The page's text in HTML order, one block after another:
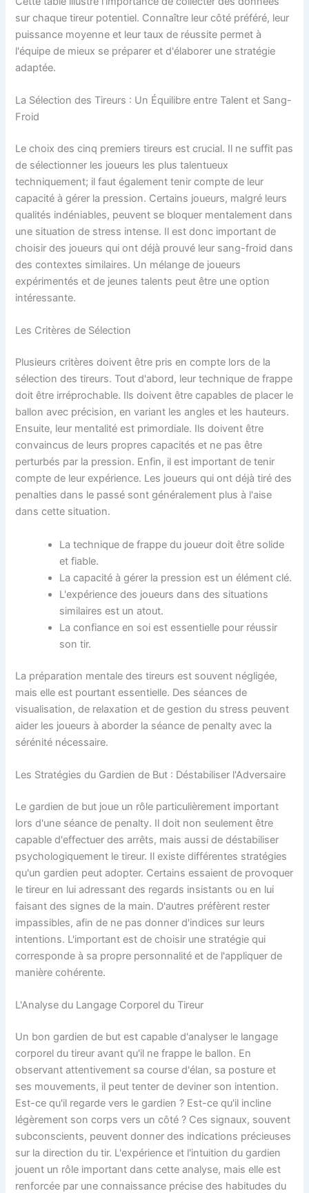
sur chaque tireur potentiel. Connaître leur côté préféré, leur
puissance moyenne et leur taux de réussite permet à
l'équipe de mieux se préparer et d'élaborer une stratégie
adaptée.
La Sélection des Tireurs : Un Équilibre entre Talent et Sang-
Froid
Le choix des cinq premiers tireurs est crucial. Il ne suffit pas
de sélectionner les joueurs les plus talentueux
techniquement; il faut également tenir compte de leur
capacité à gérer la pression. Certains joueurs, malgré leurs
qualités indéniables, peuvent se bloquer mentalement dans
une situation de stress intense. Il est donc important de
choisir des joueurs qui ont déjà prouvé leur sang-froid dans
des contextes similaires. Un mélange de joueurs
expérimentés et de jeunes talents peut être une option
intéressante.
Les Critères de Sélection
Plusieurs critères doivent être pris en compte lors de la
sélection des tireurs. Tout d'abord, leur technique de frappe
doit être irréprochable. Ils doivent être capables de placer le
ballon avec précision, en variant les angles et les hauteurs.
Ensuite, leur mentalité est primordiale. Ils doivent être
convaincus de leurs propres capacités et ne pas être
perturbés par la pression. Enfin, il est important de tenir
compte de leur expérience. Les joueurs qui ont déjà tiré des
penalties dans le passé sont généralement plus à l'aise
dans cette situation.
La technique de frappe du joueur doit être solide
et fiable.
La capacité à gérer la pression est un élément clé.
L'expérience des joueurs dans des situations
similaires est un atout.
La confiance en soi est essentielle pour réussir
son tir.
La préparation mentale des tireurs est souvent négligée,
mais elle est pourtant essentielle. Des séances de
visualisation, de relaxation et de gestion du stress peuvent
aider les joueurs à aborder la séance de penalty avec la
sérénité nécessaire.
Les Stratégies du Gardien de But : Déstabiliser l'Adversaire
Le gardien de but joue un rôle particulièrement important
lors d'une séance de penalty. Il doit non seulement être
capable d'effectuer des arrêts, mais aussi de déstabiliser
psychologiquement le tireur. Il existe différentes stratégies
qu'un gardien peut adopter. Certains essaient de provoquer
le tireur en lui adressant des regards insistants ou en lui
faisant des signes de la main. D'autres préfèrent rester
impassibles, afin de ne pas donner d'indices sur leurs
intentions. L'important est de choisir une stratégie qui
corresponde à sa propre personnalité et de l'appliquer de
manière cohérente.
L'Analyse du Langage Corporel du Tireur
Un bon gardien de but est capable d'analyser le langage
corporel du tireur avant qu'il ne frappe le ballon. En
observant attentivement sa course d'élan, sa posture et
ses mouvements, il peut tenter de deviner son intention.
Est-ce qu'il regarde vers le gardien ? Est-ce qu'il incline
légèrement son corps vers un côté ? Ces signaux, souvent
subconscients, peuvent donner des indications précieuses
sur la direction du tir. L'expérience et l'intuition du gardien
jouent un rôle important dans cette analyse, mais elle est
renforcée par une connaissance précise des habitudes du